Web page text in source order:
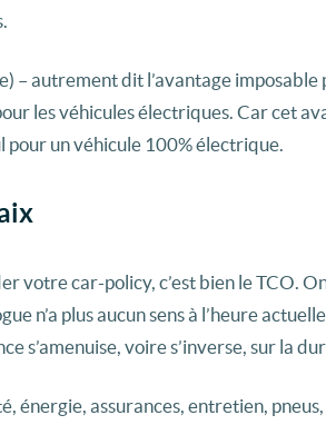
– autrement dit l’avantage
les véhicules électriques. Car cet
pour un véhicule 100% électrique.
votre car-policy, c’est bien le TCO.
n’a plus aucun sens à l’heure
s’amenuise, voire s’inverse, sur la
énergie, assurances, entretien,